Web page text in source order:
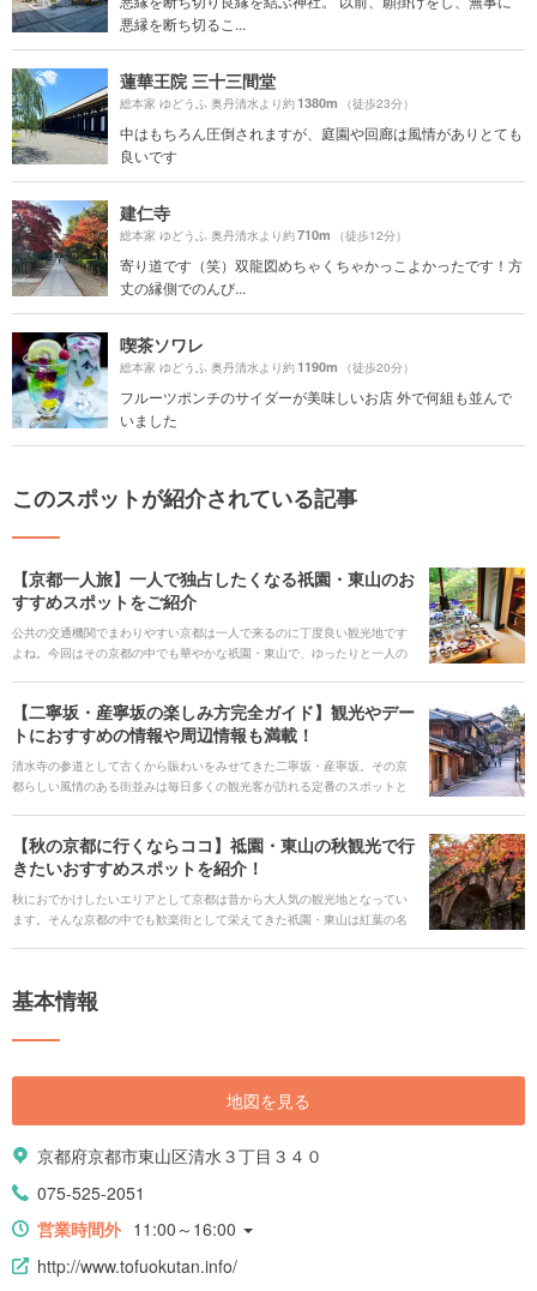
悪縁を断ち切るこ...
蓮華王院 三十三間堂
総本家 ゆどうふ 奥丹清水より約1380m （徒歩23分）
中はもちろん圧倒されますが、庭園や回廊は風情がありとても
良いです
建仁寺
総本家 ゆどうふ 奥丹清水より約710m （徒歩12分）
寄り道です（笑）双龍図めちゃくちゃかっこよかったです！方
丈の縁側でのんび...
喫茶ソワレ
総本家 ゆどうふ 奥丹清水より約1190m （徒歩20分）
フルーツポンチのサイダーが美味しいお店 外で何組も並んで
いました
このスポットが紹介されている記事
【京都一人旅】一人で独占したくなる祇園・東山のお
すすめスポットをご紹介
公共の交通機関でまわりやすい京都は一人で来るのに丁度良い観光地です
よね。今回はその京都の中でも華やかな祇園・東山で、ゆったりと一人の
触れることができる店やミュージアムをご紹介。さらに、色々なお店を効
率的にまわりたい方におすすめの美味しいテイクアウトグルメを加えて充
【二寧坂・産寧坂の楽しみ方完全ガイド】観光やデー
トにおすすめの情報や周辺情報も満載！
清水寺の参道として古くから賑わいをみせてきた二寧坂・産寧坂。その京
都らしい風情のある街並みは毎日多くの観光客が訪れる定番のスポットと
歩きにぴったりなグルメを楽しみ方と共にご紹介します。
【秋の京都に行くならココ】祗園・東山の秋観光で行
きたいおすすめスポットを紹介！
秋におでかけしたいエリアとして京都は昔から大人気の観光地となってい
ます。そんな京都の中でも歓楽街として栄えてきた祇園・東山は紅葉の名
基本情報
地図を見る
京都府京都市東山区清水３丁目３４０
075-525-2051
営業時間外 11:00～16:00
http://www.tofuokutan.info/